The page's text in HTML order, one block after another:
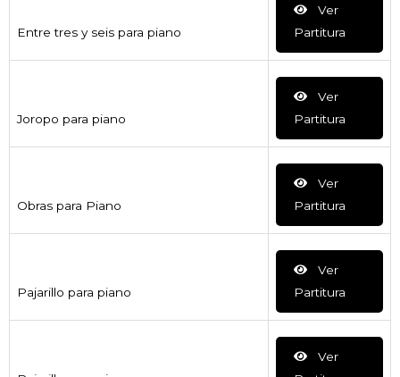
Entre tres y seis para piano
Ver
Partitura
Joropo para piano
Ver
Partitura
Obras para Piano
Ver
Partitura
Pajarillo para piano
Ver
Partitura
Ver